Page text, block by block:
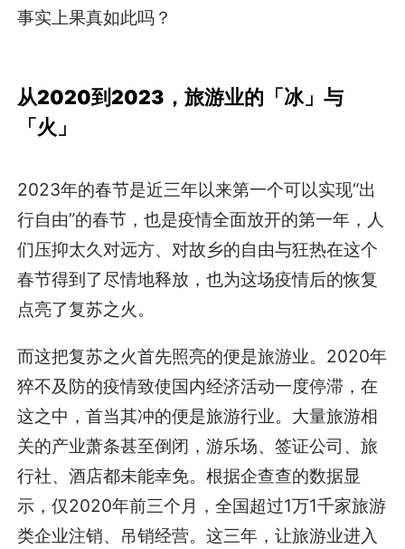
事实上果真如此吗？
从2020到2023，旅游业的「冰」与
「火」
2023年的春节是近三年以来第一个可以实现“出
行自由”的春节，也是疫情全面放开的第一年，人
们压抑太久对远方、对故乡的自由与狂热在这个
春节得到了尽情地释放，也为这场疫情后的恢复
点亮了复苏之火。
而这把复苏之火首先照亮的便是旅游业。2020年
猝不及防的疫情致使国内经济活动一度停滞，在
这之中，首当其冲的便是旅游行业。大量旅游相
关的产业萧条甚至倒闭，游乐场、签证公司、旅
行社、酒店都未能幸免。根据企查查的数据显
示，仅2020年前三个月，全国超过1万1千家旅游
类企业注销、吊销经营。这三年，让旅游业进入